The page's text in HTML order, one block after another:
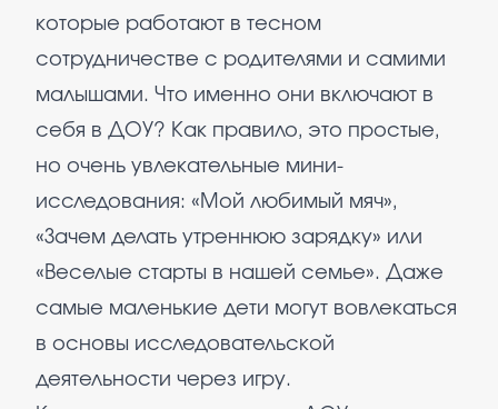
которые работают в тесном
сотрудничестве с родителями и самими
малышами. Что именно они включают в
себя в ДОУ? Как правило, это простые,
но очень увлекательные мини-
исследования: «Мой любимый мяч»,
«Зачем делать утреннюю зарядку» или
«Веселые старты в нашей семье». Даже
самые маленькие дети могут вовлекаться
в основы исследовательской
деятельности через игру.